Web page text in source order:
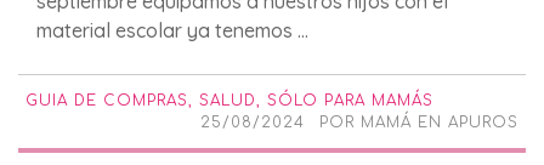
material escolar ya tenemos ...
GUIA DE COMPRAS, SALUD, SÓLO PARA MAMÁS
25/08/2024
POR MAMÁ EN APUROS